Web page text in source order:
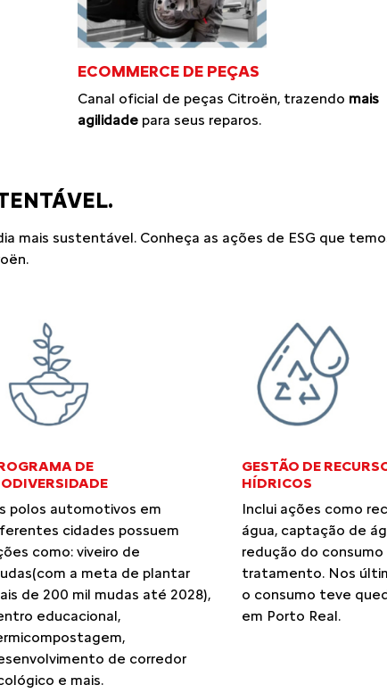
ECOMMERCE DE PEÇAS
Canal oficial de peças Citroën, trazendo mais
agilidadepara seus reparos.
mais sustentável. Conheça as ações de ESG que
DE
polos automotivos em
cidades possuem
como: viveiro de
a meta de plantar
de 200 mil mudas até 2028),
educacional,
de corredor
e mais.
GESTÃO DE
HÍDRICOS
Inclui ações como
água, captação de
redução do consumo
tratamento. Nos
o consumo teve
em Porto Real.